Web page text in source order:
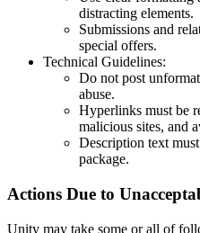
distracting elements.
Submissions and
special offers.
Technical Guidelines:
Do not post
abuse.
Hyperlinks must be
malicious sites, and
Description text
package.
Actions Due to
Unity may take some or all of